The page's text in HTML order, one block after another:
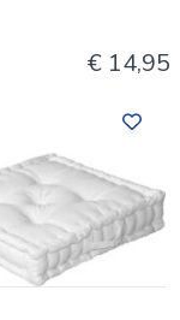
€ 14,95